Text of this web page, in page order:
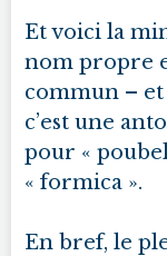
Et voici la
nom propre
commun –
c’est une
pour «
« formica ».
En bref, le